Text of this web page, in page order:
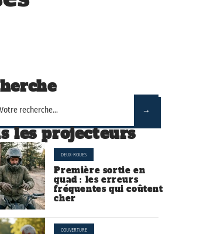
les projecteurs
DEUX-ROUES
Première sortie en
quad : les erreurs
fréquentes qui coûtent
cher
COUVERTURE